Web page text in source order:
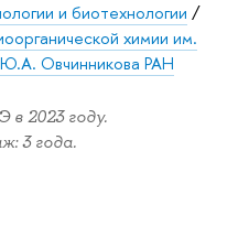
и биотехнологии /
химии им.
Овчинникова РАН
2023 году.
3 года.